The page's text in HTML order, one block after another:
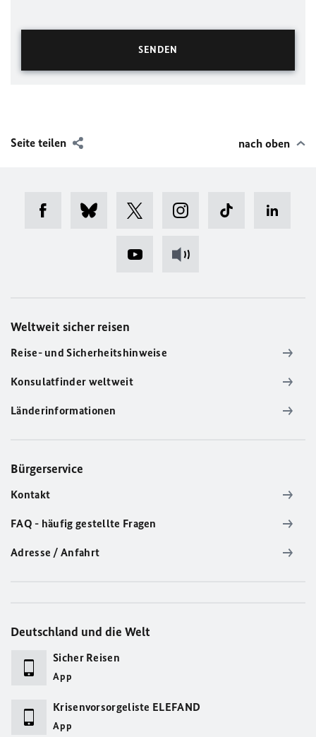
Seite teilen nach oben
Weltweit sicher reisen
Reise- und Sicherheitshinweise
Konsulatfinder weltweit
Länderinformationen
Bürgerservice
Kontakt
FAQ - häufig gestellte Fragen
Adresse / Anfahrt
Deutschland und die Welt
Sicher Reisen
App
Krisenvorsorgeliste ELEFAND
App